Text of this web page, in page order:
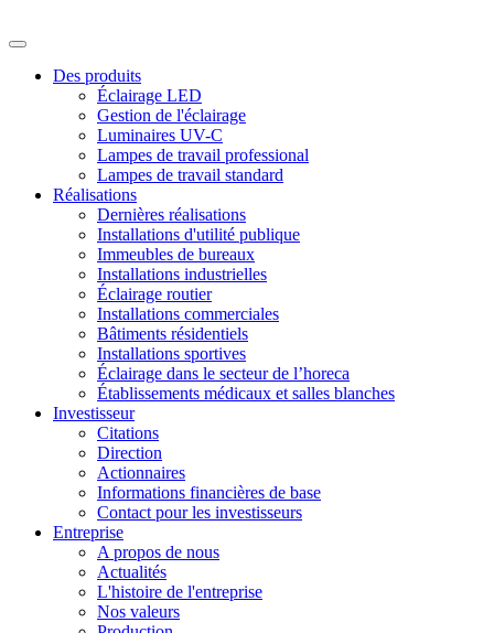
Des produits
Éclairage LED
Gestion de l'éclairage
Luminaires UV-C
Lampes de travail professional
Lampes de travail standard
Réalisations
Dernières réalisations
Installations d'utilité publique
Immeubles de bureaux
Installations industrielles
Éclairage routier
Installations commerciales
Bâtiments résidentiels
Installations sportives
Éclairage dans le secteur de l’horeca
Établissements médicaux et salles blanches
Investisseur
Citations
Direction
Actionnaires
Informations financières de base
Contact pour les investisseurs
Entreprise
A propos de nous
Actualités
L'histoire de l'entreprise
Nos valeurs